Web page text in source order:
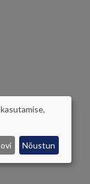
Nõustun